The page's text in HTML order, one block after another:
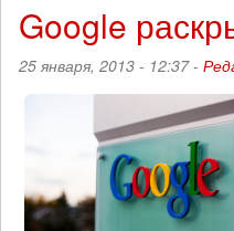
России
признать
нарушения
в
деле
анархиста
Дмитрия
Бученкова
Google
25 января, 2013 - 12:37 -